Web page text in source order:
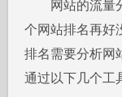
网站的流量分
个网站排名再好
排名需要分析网
通过以下几个工